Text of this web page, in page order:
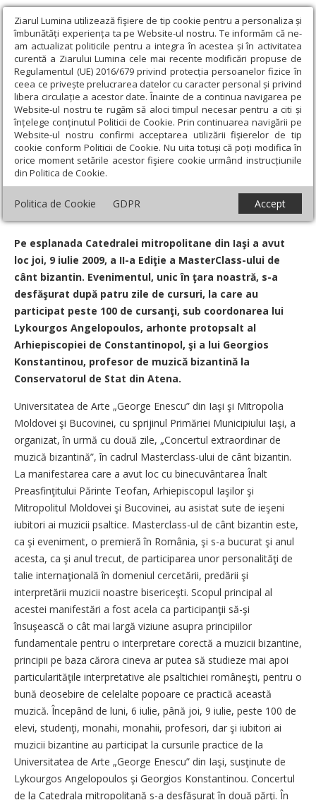
Ziarul Lumina utilizează fişiere de tip cookie pentru a personaliza și
îmbunătăți experiența ta pe Website-ul nostru. Te informăm că ne-
am actualizat politicile pentru a integra în acestea și în activitatea
curentă a Ziarului Lumina cele mai recente modificări propuse de
Regulamentul (UE) 2016/679 privind protecția persoanelor fizice în
ceea ce privește prelucrarea datelor cu caracter personal și privind
libera circulație a acestor date. Înainte de a continua navigarea pe
Website-ul nostru te rugăm să aloci timpul necesar pentru a citi și
înțelege conținutul Politicii de Cookie. Prin continuarea navigării pe
Website-ul nostru confirmi acceptarea utilizării fişierelor de tip
cookie conform Politicii de Cookie. Nu uita totuși că poți modifica în
orice moment setările acestor fişiere cookie urmând instrucțiunile
din Politica de Cookie.
Politica de Cookie GDPR Accept
Ziarul Lumina › Actualitate religioasă › Știri › Masterclass-ul de
cânt bizantin a adunat la Iaşi iubitorii muzicii psaltice
Masterclass-ul de cânt bizantin a adunat la
Iaşi iubitorii muzicii psaltice
Un articol de:Constantin Ciofu
Pe esplanada Catedralei mitropolitane din Iaşi a avut
loc joi, 9 iulie 2009, a II-a Ediţie a MasterClass-ului de
cânt bizantin. Evenimentul, unic în ţara noastră, s-a
desfăşurat după patru zile de cursuri, la care au
participat peste 100 de cursanţi, sub coordonarea lui
Lykourgos Angelopoulos, arhonte protopsalt al
Arhiepiscopiei de Constantinopol, şi a lui Georgios
Konstantinou, profesor de muzică bizantină la
Conservatorul de Stat din Atena.
Universitatea de Arte „George Enescu” din Iaşi şi Mitropolia
Moldovei şi Bucovinei, cu sprijinul Primăriei Municipiului Iaşi, a
organizat, în urmă cu două zile, „Concertul extraordinar de
muzică bizantină”, în cadrul Masterclass-ului de cânt bizantin.
La manifestarea care a avut loc cu binecuvântarea Înalt
Preasfinţitului Părinte Teofan, Arhiepiscopul Iaşilor şi
Mitropolitul Moldovei şi Bucovinei, au asistat sute de ieşeni
iubitori ai muzicii psaltice. Masterclass-ul de cânt bizantin este,
ca şi eveniment, o premieră în România, şi s-a bucurat şi anul
acesta, ca şi anul trecut, de participarea unor personalităţi de
talie internaţională în domeniul cercetării, predării şi
interpretării muzicii noastre bisericeşti. Scopul principal al
acestei manifestări a fost acela ca participanţii să-şi
însuşească o cât mai largă viziune asupra principiilor
fundamentale pentru o interpretare corectă a muzicii bizantine,
principii pe baza cărora cineva ar putea să studieze mai apoi
particularităţile interpretative ale psaltichiei româneşti, pentru o
bună deosebire de celelalte popoare ce practică această
muzică. Începând de luni, 6 iulie, până joi, 9 iulie, peste 100 de
elevi, studenţi, monahi, monahii, profesori, dar şi iubitori ai
muzicii bizantine au participat la cursurile practice de la
Universitatea de Arte „George Enescu” din Iaşi, susţinute de
Lykourgos Angelopoulos şi Georgios Konstantinou. Concertul
de la Catedrala mitropolitană s-a desfăşurat în două părţi. În